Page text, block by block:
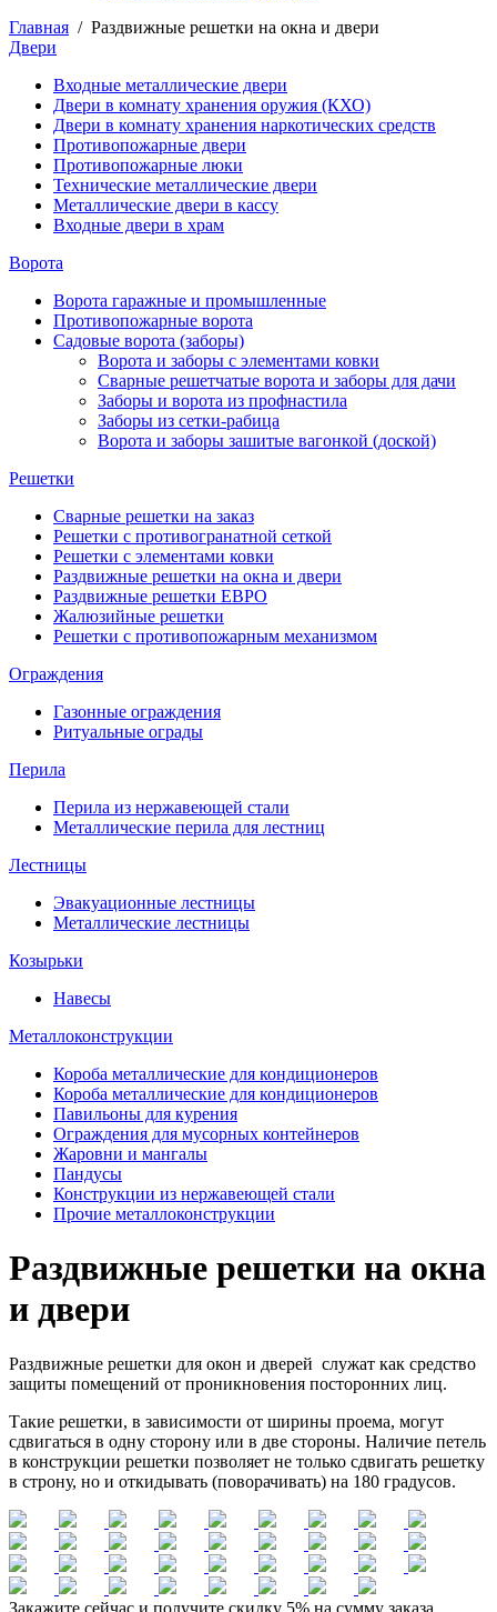
Главная / Раздвижные решетки на окна и двери
Двери
Входные металлические двери
Двери в комнату хранения оружия (КХО)
Двери в комнату хранения наркотических средств
Противопожарные двери
Противопожарные люки
Технические металлические двери
Металлические двери в кассу
Входные двери в храм
Ворота
Ворота гаражные и промышленные
Противопожарные ворота
Садовые ворота (заборы)
Ворота и заборы с элементами ковки
Сварные решетчатые ворота и заборы для дачи
Заборы и ворота из профнастила
Заборы из сетки-рабица
Ворота и заборы зашитые вагонкой (доской)
Решетки
Сварные решетки на заказ
Решетки с противогранатной сеткой
Решетки с элементами ковки
Раздвижные решетки на окна и двери
Раздвижные решетки ЕВРО
Жалюзийные решетки
Решетки с противопожарным механизмом
Ограждения
Газонные ограждения
Ритуальные ограды
Перила
Перила из нержавеющей стали
Металлические перила для лестниц
Лестницы
Эвакуационные лестницы
Металлические лестницы
Козырьки
Навесы
Металлоконструкции
Короба металлические для кондиционеров
Короба металлические для кондиционеров
Павильоны для курения
Ограждения для мусорных контейнеров
Жаровни и мангалы
Пандусы
Конструкции из нержавеющей стали
Прочие металлоконструкции
Раздвижные решетки на окна
и двери
Раздвижные решетки для окон и дверей служат как средство
защиты помещений от проникновения посторонних лиц.
Такие решетки, в зависимости от ширины проема, могут
сдвигаться в одну сторону или в две стороны. Наличие петель
в конструкции решетки позволяет не только сдвигать решетку
в строну, но и откидывать (поворачивать) на 180 градусов.
Закажите сейчас и получите скидку 5% на сумму заказа